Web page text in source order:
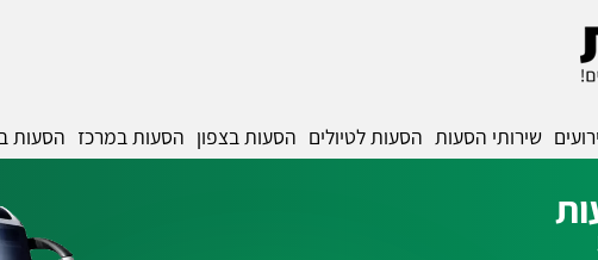
שירותי הסעות הסעות לטיולים הסעות בצפון הסעות במרכז הסעות